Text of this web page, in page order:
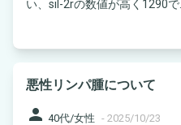
い、sil-2rの数値が高く1290で...
悪性リンパ腫について
person 40代/女性 - 2025/10/23